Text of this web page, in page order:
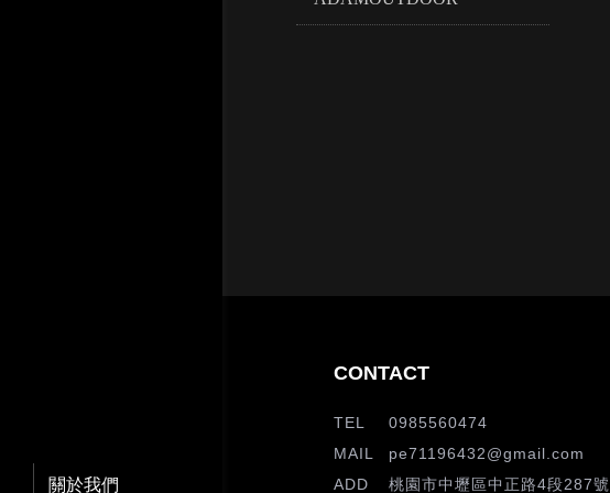
關於我們
0985560474
pe71196432@gmail.com
桃園市中壢區中正路4段287號